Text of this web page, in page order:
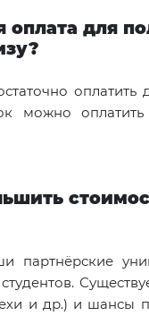
для
можно
и др.) и шансы